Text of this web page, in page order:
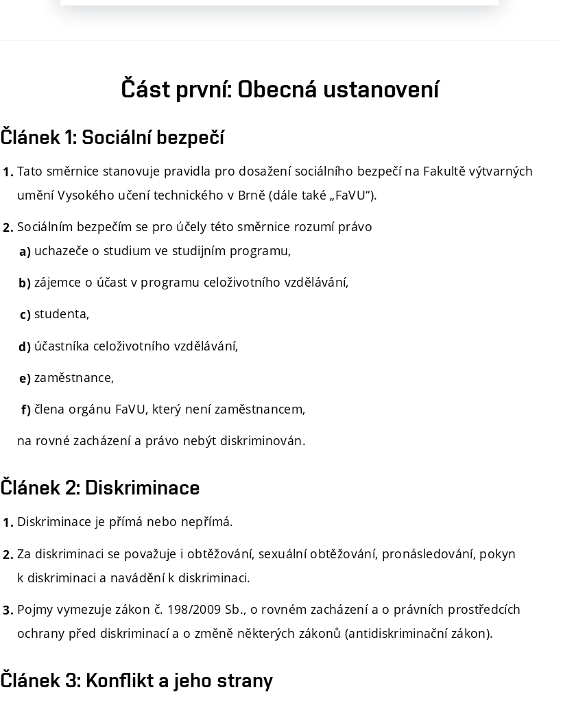
Část první: Obecná ustanovení
Článek 1: Sociální bezpečí
Tato směrnice stanovuje pravidla pro dosažení sociálního bezpečí na Fakultě výtvarných
umění Vysokého učení technického v Brně (dále také „FaVU“).
Sociálním bezpečím se pro účely této směrnice rozumí právo
uchazeče o studium ve studijním programu,
zájemce o účast v programu celoživotního vzdělávání,
studenta,
účastníka celoživotního vzdělávání,
zaměstnance,
člena orgánu FaVU, který není zaměstnancem,
na rovné zacházení a právo nebýt diskriminován.
Článek 2: Diskriminace
Diskriminace je přímá nebo nepřímá.
Za diskriminaci se považuje i obtěžování, sexuální obtěžování, pronásledování, pokyn
k diskriminaci a navádění k diskriminaci.
Pojmy vymezuje zákon č. 198/2009 Sb., o rovném zacházení a o právních prostředcích
ochrany před diskriminací a o změně některých zákonů (antidiskriminační zákon).
Článek 3: Konflikt a jeho strany